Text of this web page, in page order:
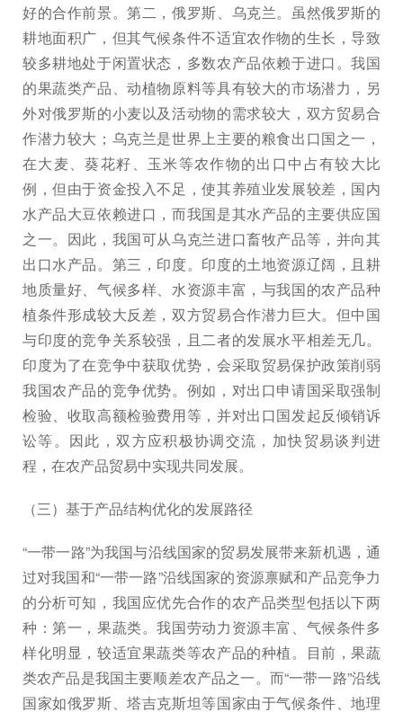
好的合作前景。第二，俄罗斯、乌克兰。虽然俄罗斯的
耕地面积广，但其气候条件不适宜农作物的生长，导致
较多耕地处于闲置状态，多数农产品依赖于进口。我国
的果蔬类产品、动植物原料等具有较大的市场潜力，另
外对俄罗斯的小麦以及活动物的需求较大，双方贸易合
作潜力较大；乌克兰是世界上主要的粮食出口国之一，
在大麦、葵花籽、玉米等农作物的出口中占有较大比
例，但由于资金投入不足，使其养殖业发展较差，国内
水产品大豆依赖进口，而我国是其水产品的主要供应国
之一。因此，我国可从乌克兰进口畜牧产品等，并向其
出口水产品。第三，印度。印度的土地资源辽阔，且耕
地质量好、气候多样、水资源丰富，与我国的农产品种
植条件形成较大反差，双方贸易合作潜力巨大。但中国
与印度的竞争关系较强，且二者的发展水平相差无几。
印度为了在竞争中获取优势，会采取贸易保护政策削弱
我国农产品的竞争优势。例如，对出口申请国采取强制
检验、收取高额检验费用等，并对出口国发起反倾销诉
讼等。因此，双方应积极协调交流，加快贸易谈判进
程，在农产品贸易中实现共同发展。
（三）基于产品结构优化的发展路径
“一带一路”为我国与沿线国家的贸易发展带来新机遇，通
过对我国和“一带一路”沿线国家的资源禀赋和产品竞争力
的分析可知，我国应优先合作的农产品类型包括以下两
种：第一，果蔬类。我国劳动力资源丰富、气候条件多
样化明显，较适宜果蔬类等农产品的种植。目前，果蔬
类农产品是我国主要顺差农产品之一。而“一带一路”沿线
国家如俄罗斯、塔吉克斯坦等国家由于气候条件、地理